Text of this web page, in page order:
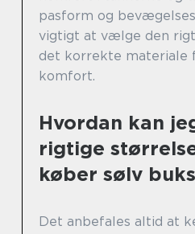
pasform og
vigtigt at vælge den
det korrekte materiale
komfort.
Hvordan kan
rigtige
køber sølv
Det anbefales altid at